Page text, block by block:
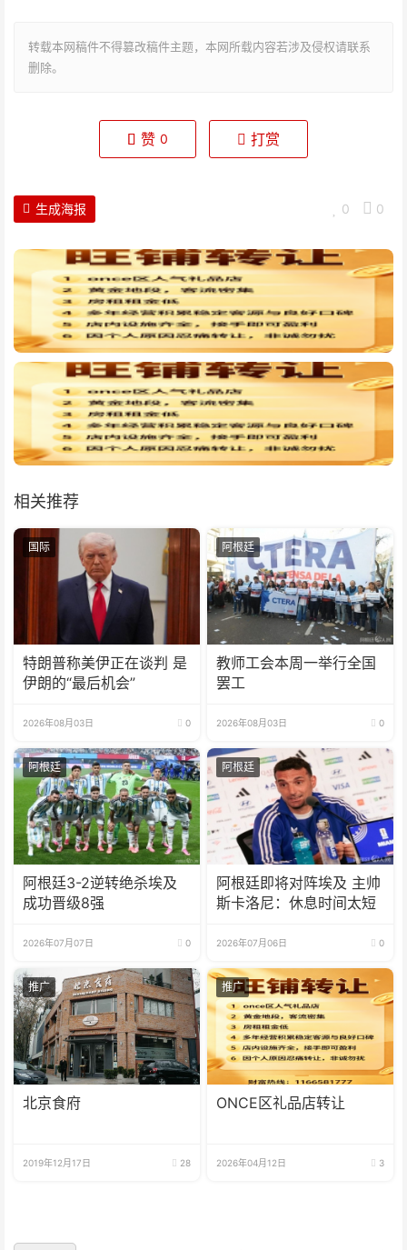
转载本网稿件不得篡改稿件主题，本网所载内容若涉及侵权请联系
删除。
赞 0 打赏
0 0
生成海报
相关推荐
国际
特朗普称美伊正在谈判 是
伊朗的“最后机会”
2026年08月03日 0
阿根廷
教师工会本周一举行全国
罢工
2026年08月03日 0
阿根廷
阿根廷3-2逆转绝杀埃及
成功晋级8强
2026年07月07日 0
阿根廷
阿根廷即将对阵埃及 主帅
斯卡洛尼：休息时间太短
2026年07月06日 0
推广
北京食府
2019年12月17日 28
推广
ONCE区礼品店转让
2026年04月12日 3